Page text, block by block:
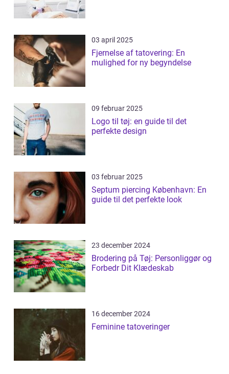
03 april 2025
Fjernelse af tatovering: En
mulighed for ny begyndelse
09 februar 2025
Logo til tøj: en guide til det
perfekte design
03 februar 2025
Septum piercing København: En
guide til det perfekte look
23 december 2024
Brodering på Tøj: Personliggør og
Forbedr Dit Klædeskab
16 december 2024
Feminine tatoveringer